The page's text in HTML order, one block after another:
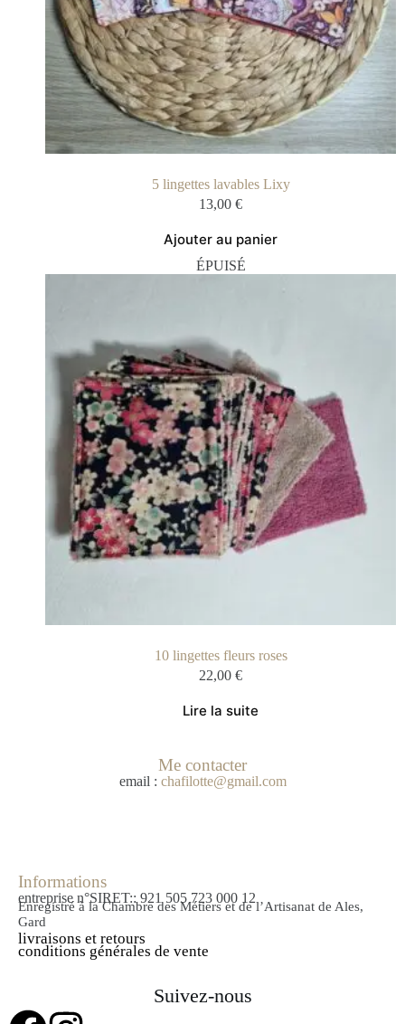
5 lingettes lavables Lixy
13,00 €
Ajouter au panier
ÉPUISÉ
10 lingettes fleurs roses
22,00 €
Lire la suite
Me contacter
email : chafilotte@gmail.com
Informations
entreprise n°SIRET:: 921 505 723 000 12
Enregistré à la Chambre des Métiers et de l’Artisanat de Ales,
Gard
livraisons et retours
conditions générales de vente
Suivez-nous